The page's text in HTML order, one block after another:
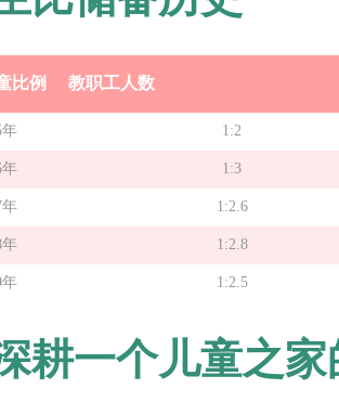
比例 教职工人数
年 1:2
年 1:3
年 1:2.6
年 1:2.8
年 1:2.5
耕一个儿童之